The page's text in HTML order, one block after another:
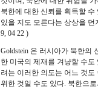
북한에 대한 신뢰를 획득할 수
있을 지도 모른다는 상상을 던
9, 04 22 )
Goldstein 은 러시아가 북한의
한 미국의 제재를 겨냥할 수
려는 이러한 의도는 어느 것
위한 것일 수도 있다. 북한으